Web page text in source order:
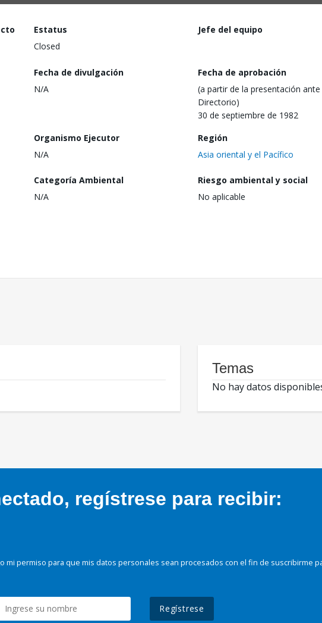
Estatus
Closed
Jefe del equipo
Fecha de divulgación
N/A
Fecha de aprobación
(a partir de la presentación ante
Directorio)
30 de septiembre de 1982
Organismo Ejecutor
N/A
Región
Asia oriental y el Pacífico
Categoría Ambiental
N/A
Riesgo ambiental y social
No aplicable
Temas
No hay datos
regístrese para recibir:
mi permiso para que mis datos personales sean procesados con el fin de suscribirme
Regístrese